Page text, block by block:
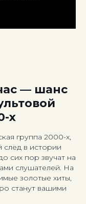
— шанс
х
группа 2000-х,
след в истории
сих пор звучат на
слушателей. На
золотые хиты,
станут вашими